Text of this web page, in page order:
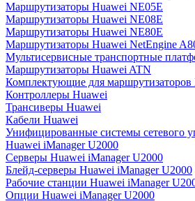
Маршрутизаторы Huawei NE05E
Маршрутизаторы Huawei NE08E
Маршрутизаторы Huawei NE80E
Маршрутизаторы Huawei NetEngine
Мультисервисные транспортные
Маршрутизаторы Huawei ATN
Комплектующие для маршрутизаторов
Контроллеры Huawei
Трансиверы Huawei
Кабели Huawei
Унифицированные системы сетевого
Huawei iManager U2000
Серверы Huawei iManager U2000
Блейд-серверы Huawei iManager U2000
Рабочие станции Huawei iManager
Опции Huawei iManager U2000